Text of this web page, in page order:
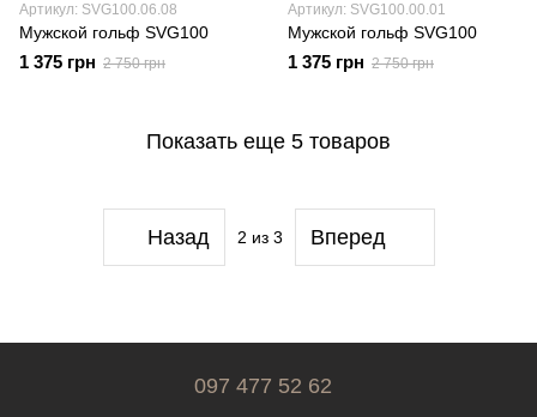
Артикул: SVG100.06.08
Мужской гольф SVG100
1 375 грн 2 750 грн
Артикул: SVG100.00.01
Мужской гольф SVG100
1 375 грн 2 750 грн
Показать еще 5 товаров
Назад 2 из 3 Вперед
097 477 52 62